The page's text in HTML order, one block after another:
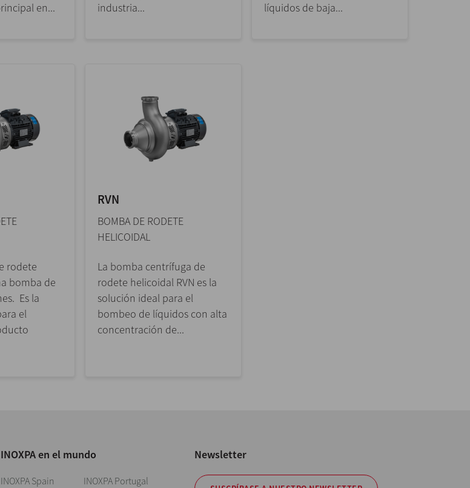
en...
industria...
líquidos de baja...
rodete
bomba de
Es la
el
RVN
BOMBA DE RODETE
HELICOIDAL
La bomba centrífuga de
rodete helicoidal RVN es la
solución ideal para el
bombeo de líquidos con alta
concentración de...
INOXPA en el mundo
INOXPA Spain INOXPA Portugal
Newsletter